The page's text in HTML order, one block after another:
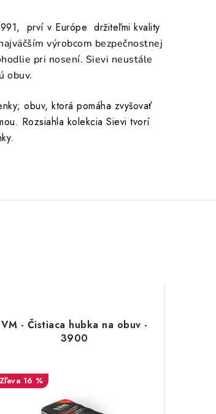
prví v Európe držiteľmi kvality
výrobcom bezpečnostnej
pri nosení. Sievi neustále
obuv.
obuv, ktorá pomáha zvyšovať
Rozsiahla kolekcia Sievi tvorí
VM - Čistiaca hubka na obuv -
3900
16 %